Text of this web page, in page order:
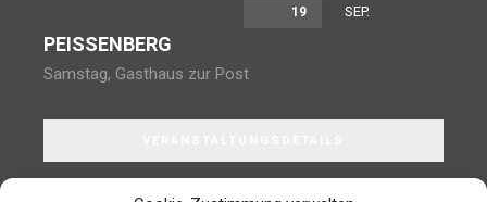
19 SEP.
PEISSENBERG
Samstag, Gasthaus zur Post